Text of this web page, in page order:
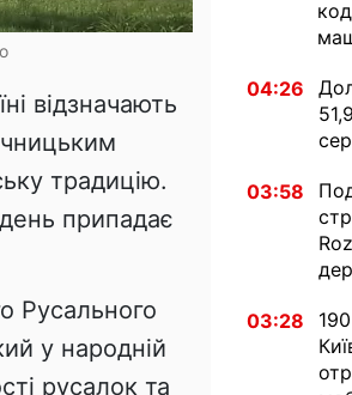
відзначають
традицію.
припадає
Русального
у народній
русалок та
04:26
03:58
03:28